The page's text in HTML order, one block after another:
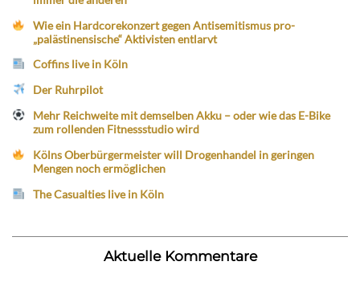
Wie ein Hardcorekonzert gegen Antisemitismus pro-
„palästinensische“ Aktivisten entlarvt
Coffins live in Köln
Der Ruhrpilot
Mehr Reichweite mit demselben Akku – oder wie das E-Bike
zum rollenden Fitnessstudio wird
Kölns Oberbürgermeister will Drogenhandel in geringen
Mengen noch ermöglichen
The Casualties live in Köln
Aktuelle Kommentare